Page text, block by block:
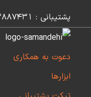
پشتیبانی : 09393887431
دعوت به همکاری
ابزارها